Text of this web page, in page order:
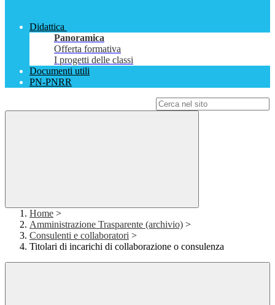
Didattica
Panoramica
Offerta formativa
I progetti delle classi
Documenti utili
PN-PNRR
Home >
Amministrazione Trasparente (archivio) >
Consulenti e collaboratori >
Titolari di incarichi di collaborazione o consulenza